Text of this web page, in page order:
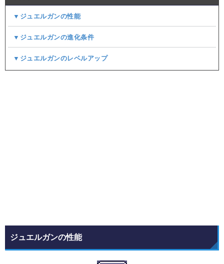
▼ジュエルガンの性能
▼ジュエルガンの進化条件
▼ジュエルガンのレベルアップ
ジュエルガンの性能